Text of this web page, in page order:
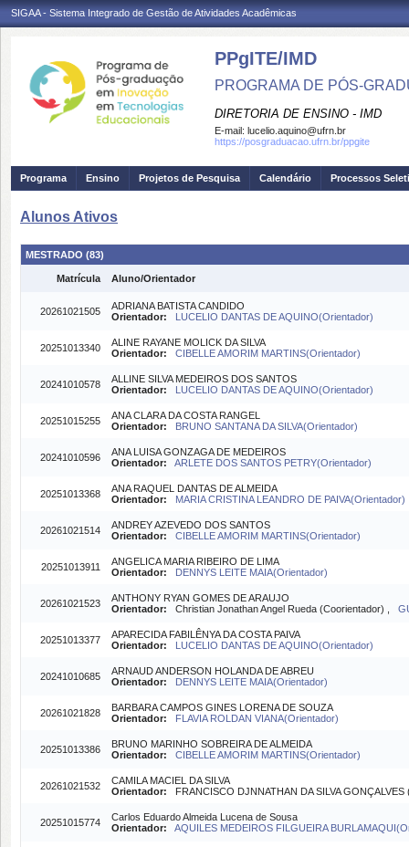
SIGAA - Sistema Integrado de Gestão de Atividades Acadêmicas
PPgITE/IMD
PROGRAMA DE PÓS-
DIRETORIA DE ENSINO - IMD
E-mail: lucelio.aquino@ufrn.br
https://posgraduacao.ufrn.br/ppgite
Programa Ensino Projetos de Pesquisa Calendário Processos
Alunos Ativos
MESTRADO (83)
Matrícula Aluno/Orientador
20261021505
ADRIANA BATISTA CANDIDO
Orientador:
LUCELIO DANTAS DE AQUINO(Orientador)
20251013340
ALINE RAYANE MOLICK DA SILVA
Orientador:
CIBELLE AMORIM MARTINS(Orientador)
20241010578
ALLINE SILVA MEDEIROS DOS SANTOS
Orientador:
LUCELIO DANTAS DE AQUINO(Orientador)
20251015255
ANA CLARA DA COSTA RANGEL
Orientador:
BRUNO SANTANA DA SILVA(Orientador)
20241010596
ANA LUISA GONZAGA DE MEDEIROS
Orientador:
ARLETE DOS SANTOS PETRY(Orientador)
20251013368
ANA RAQUEL DANTAS DE ALMEIDA
Orientador:
MARIA CRISTINA LEANDRO DE PAIVA(Orientador)
20261021514
ANDREY AZEVEDO DOS SANTOS
Orientador:
CIBELLE AMORIM MARTINS(Orientador)
20251013911
ANGELICA MARIA RIBEIRO DE LIMA
Orientador:
DENNYS LEITE MAIA(Orientador)
20261021523
ANTHONY RYAN GOMES DE ARAUJO
Orientador: Christian Jonathan Angel Rueda (Coorientador) ,
20251013377
APARECIDA FABILÊNYA DA COSTA PAIVA
Orientador:
LUCELIO DANTAS DE AQUINO(Orientador)
20241010685
ARNAUD ANDERSON HOLANDA DE ABREU
Orientador:
DENNYS LEITE MAIA(Orientador)
20261021828
BARBARA CAMPOS GINES LORENA DE SOUZA
Orientador:
FLAVIA ROLDAN VIANA(Orientador)
20251013386
BRUNO MARINHO SOBREIRA DE ALMEIDA
Orientador:
CIBELLE AMORIM MARTINS(Orientador)
20261021532
CAMILA MACIEL DA SILVA
Orientador: FRANCISCO DJNNATHAN DA SILVA GONÇALVES
20251015774
Carlos Eduardo Almeida Lucena de Sousa
Orientador:
AQUILES MEDEIROS FILGUEIRA